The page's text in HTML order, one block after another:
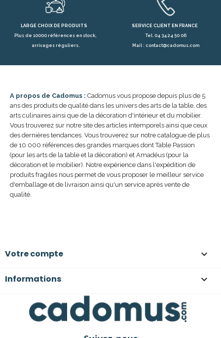
LARGE CHOIX DE PRODUITS
Plus de 10000 références en stock,
arrivages réguliers.
SERVICE CLIENT EN FRANCE
Tel. 04 34 24 50 06
Mail : contact@cadomus.com
A propos de Cadomus : Cadomus vous propose depuis plus de 5
ans des produits de qualité dans les univers des arts de la table, des
arts culinaires ainsi que de la décoration d'intérieur et du mobilier.
Vous trouverez sur notre site des articles intemporels ainsi que ceux
des dernières tendances. Vous trouverez sur notre catalogue de plus
de 10 000 références des grandes marques dont Table Passion
(pour les arts de la table et la décoration) et Amadéus (pour la
décoration et le mobilier). Notre expérience dans l'expédition de
produits fragiles nous permet de vous proposer le meilleur service
d'emballage et de livraison ainsi qu'un service après vente de
qualité.
Votre compte 
Informations 